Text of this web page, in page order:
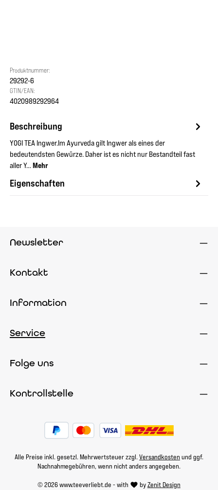
Produktnummer:
29292-6
GTIN/EAN:
4020989292964
Beschreibung
YOGI TEA Ingwer.Im Ayurveda gilt Ingwer als eines der
bedeutendsten Gewürze. Daher ist es nicht nur Bestandteil fast
aller Y… Mehr
Eigenschaften
Newsletter
Kontakt
Information
Service
Folge uns
Kontrollstelle
© 2026 www.teeverliebt.de - with byZenit Design
Alle Preise inkl. gesetzl. Mehrwertsteuer zzgl. Versandkosten und ggf.
Nachnahmegebühren, wenn nicht anders angegeben.